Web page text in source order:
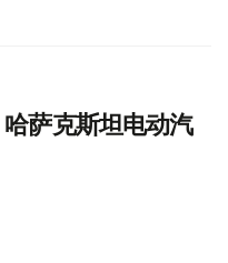
萨克斯坦电动汽